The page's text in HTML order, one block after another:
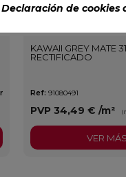
KAWAII GREY MATE
RECTIFICADO
Ref: 91080491
PVP 34,49 € /m²
VER MÁS
Declaración de